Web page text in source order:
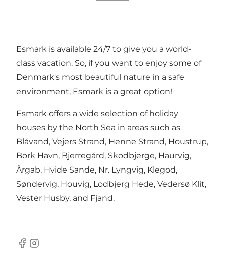
Esmark is available 24/7 to give you a world-
class vacation. So, if you want to enjoy some of
Denmark's most beautiful nature in a safe
environment, Esmark is a great option!
Esmark offers a wide selection of holiday
houses by the North Sea in areas such as
Blåvand, Vejers Strand, Henne Strand, Houstrup,
Bork Havn, Bjerregård, Skodbjerge, Haurvig,
Årgab, Hvide Sande, Nr. Lyngvig, Klegod,
Søndervig, Houvig, Lodbjerg Hede, Vedersø Klit,
Vester Husby, and Fjand.
Facebook
Instagram